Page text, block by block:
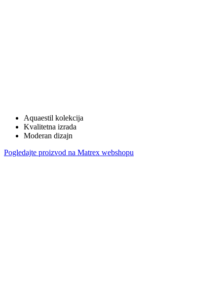
Aquaestil kolekcija
Kvalitetna izrada
Moderan dizajn
Pogledajte proizvod na Matrex webshopu